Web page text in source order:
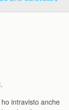
intravisto anche